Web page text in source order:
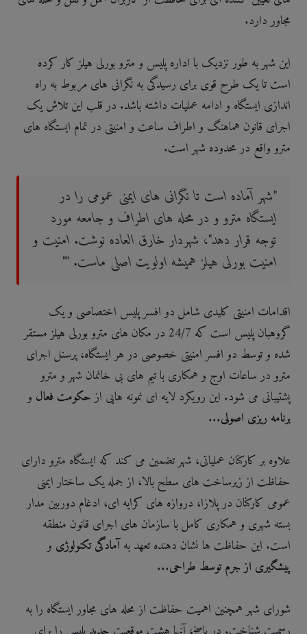
مجاور دارد.
این شهر به طور نزدیک با اداره پلیس و مترو بورلی هیلز کار کرده
است تا یک طرح قوی برای رسیدگی به نگرانی های مربوط به راه
اندازی ایستگاه و ادامه عملیات داشته باشد. در قلب این تلاش یک
اجرای قانون هماهنگ و اطراف ساعت و امنیتی در تمام ایستگاه های
مترو واقع در محدوده شهر است.
"شهر آماده است تا نگرانی های ایمنی عمومی را در
ایستگاه مترو و در محله های اطراف و جامعه مورد
توجه قرار دهد"، شهردار خارق العاده نوشت. امنیت و
امنیت بورلی هیلز همیشه اولویت اصلی ماست. ""
اقدامات امنیتی کلیدی شامل دو افسر پلیس اختصاصی و یک
گروهبان پلیس است که 24/7 در مکان های مترو بورلی هیلز مستقر
شده و توسط دو افسر امنیتی خصوصی در هر ایستگاه، پرسنل اجرای
مترو در ساعات اوج و همکاری با تیم های بی خانمان شهر و مترو
پشتیبانی می شود. این رویکرد لایه ای نمونه هایی ازحکومت فعال و
برنامه ریزی اصولی...
علاوه بر کارکنان عملیاتی، شهر تضمین می کند که ایستگاه مترو دارای
حفاظت از زیرساخت های سطح بالا، از جمله یک ساختار ایمنی
عمومی کارکنان در پلازا، دروازه های کرایه ای، ادغام دوربین مدار
بسته شهری و همکاری کامل با سازمان های اجرای قانون منطقه
است. این حفاظت ها نشان دهنده تعهد بهآمادگی تکنولوژی و
پیشگیری از جرم توسط طراحی...
شورای شهر همچنین اهمیت حفاظت از محله های مجاور ایستگاه را به